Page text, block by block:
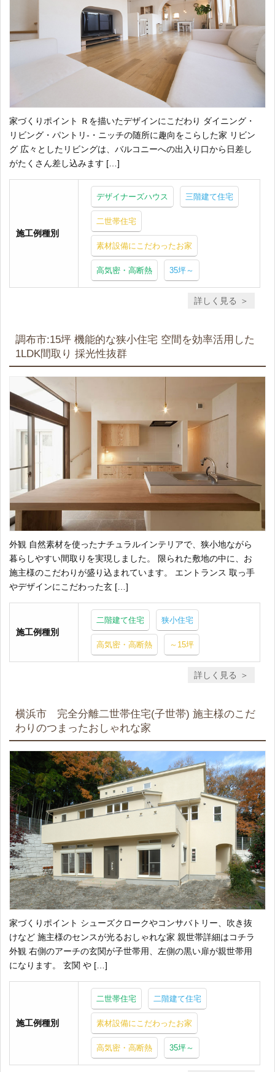
家づくりポイント Ｒを描いたデザインにこだわり ダイニング・
リビング・パントリ-・ニッチの随所に趣向をこらした家 リビン
グ 広々としたリビングは、バルコニーへの出入り口から日差し
がたくさん差し込みます […]
施工例種別
デザイナーズハウス 三階建て住宅
二世帯住宅
素材設備にこだわったお家
高気密・高断熱 35坪～
詳しく見る
調布市:15坪 機能的な狭小住宅 空間を効率活用した
1LDK間取り 採光性抜群
外観 自然素材を使ったナチュラルインテリアで、狭小地ながら
暮らしやすい間取りを実現しました。 限られた敷地の中に、お
施主様のこだわりが盛り込まれています。 エントランス 取っ手
やデザインにこだわった玄 […]
施工例種別
二階建て住宅 狭小住宅
高気密・高断熱 ～15坪
詳しく見る
横浜市 完全分離二世帯住宅(子世帯) 施主様のこだ
わりのつまったおしゃれな家
家づくりポイント シューズクロークやコンサバトリー、吹き抜
けなど 施主様のセンスが光るおしゃれな家 親世帯詳細はコチラ
外観 右側のアーチの玄関が子世帯用、左側の黒い扉が親世帯用
になります。 玄関 や […]
施工例種別
二世帯住宅 二階建て住宅
素材設備にこだわったお家
高気密・高断熱 35坪～